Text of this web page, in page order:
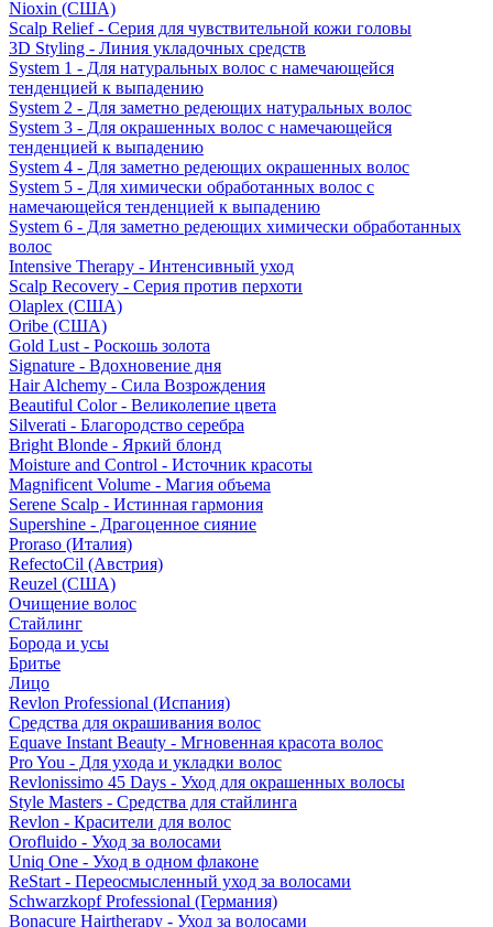
Nioxin (США)
Scalp Relief - Серия для чувствительной кожи головы
3D Styling - Линия укладочных средств
System 1 - Для натуральных волос с намечающейся
тенденцией к выпадению
System 2 - Для заметно редеющих натуральных волос
System 3 - Для окрашенных волос с намечающейся
тенденцией к выпадению
System 4 - Для заметно редеющих окрашенных волос
System 5 - Для химически обработанных волос с
намечающейся тенденцией к выпадению
System 6 - Для заметно редеющих химически обработанных
волос
Intensive Therapy - Интенсивный уход
Scalp Recovery - Серия против перхоти
Olaplex (США)
Oribe (США)
Gold Lust - Роскошь золота
Signature - Вдохновение дня
Hair Alchemy - Сила Возрождения
Beautiful Color - Великолепие цвета
Silverati - Благородство серебра
Bright Blonde - Яркий блонд
Moisture and Control - Источник красоты
Magnificent Volume - Магия объема
Serene Scalp - Истинная гармония
Supershine - Драгоценное сияние
Proraso (Италия)
RefectoCil (Австрия)
Reuzel (США)
Очищение волос
Стайлинг
Борода и усы
Бритье
Лицо
Revlon Professional (Испания)
Средства для окрашивания волос
Equave Instant Beauty - Мгновенная красота волос
Pro You - Для ухода и укладки волос
Revlonissimo 45 Days - Уход для окрашенных волосы
Style Masters - Средства для стайлинга
Revlon - Красители для волос
Orofluido - Уход за волосами
Uniq One - Уход в одном флаконе
ReStart - Переосмысленный уход за волосами
Schwarzkopf Professional (Германия)
Bonacure Hairtherapy - Уход за волосами